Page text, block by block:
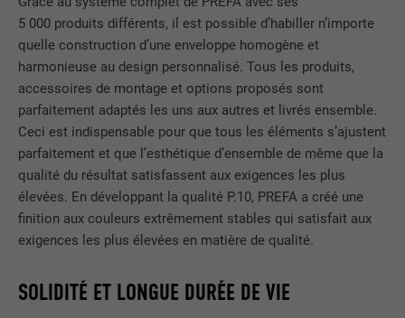
5 000 produits différents, il est possible d’habiller n’importe
quelle construction d’une enveloppe homogène et
harmonieuse au design personnalisé. Tous les produits,
accessoires de montage et options proposés sont
parfaitement adaptés les uns aux autres et livrés ensemble.
Ceci est indispensable pour que tous les éléments s’ajustent
parfaitement et que l’esthétique d’ensemble de même que la
qualité du résultat satisfassent aux exigences les plus
élevées. En développant la qualité P.10, PREFA a créé une
finition aux couleurs extrêmement stables qui satisfait aux
exigences les plus élevées en matière de qualité.
SOLIDITÉ ET LONGUE DURÉE DE VIE